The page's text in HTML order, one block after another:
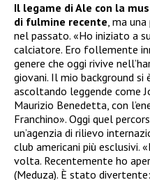
Il legame di Ale con la
di fulmine recente, ma
nel passato. «Ho iniziato a
calciatore. Ero follemente
genere che oggi rivive
giovani. Il mio background
ascoltando leggende come
Maurizio Benedetta, con
Franchino». Oggi quel
un’agenzia di rilievo
club americani più esclusivi.
volta. Recentemente ho
(Meduza). È stato